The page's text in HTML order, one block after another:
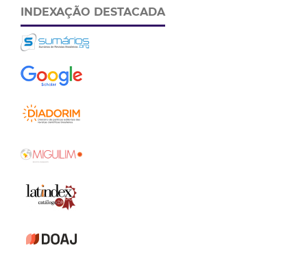
INDEXAÇÃO DESTACADA